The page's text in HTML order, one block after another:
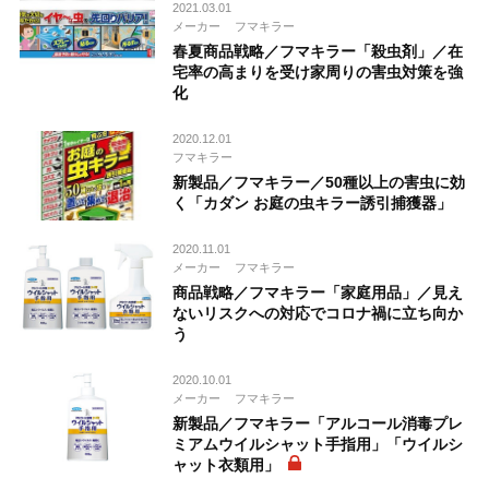
2021.03.01
メーカー
フマキラー
春夏商品戦略／フマキラー「殺虫剤」／在
宅率の高まりを受け家周りの害虫対策を強
化
2020.12.01
フマキラー
新製品／フマキラー／50種以上の害虫に効
く「カダン お庭の虫キラー誘引捕獲器」
2020.11.01
メーカー
フマキラー
商品戦略／フマキラー「家庭用品」／見え
ないリスクへの対応でコロナ禍に立ち向か
う
2020.10.01
メーカー
フマキラー
新製品／フマキラー「アルコール消毒プレ
ミアムウイルシャット手指用」「ウイルシ
ャット衣類用」